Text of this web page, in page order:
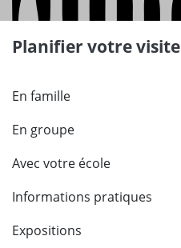
Planifier votre visite
En famille
En groupe
Avec votre école
Informations pratiques
Expositions